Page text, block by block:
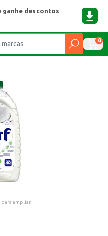
ganhe descontos
0
ampliar.